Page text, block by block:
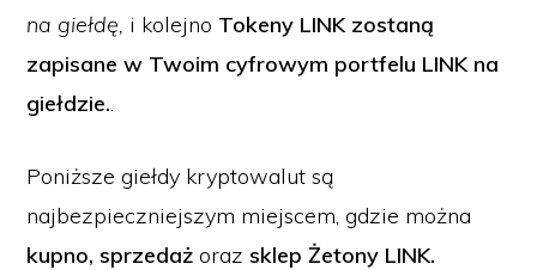
na giełdę, i kolejno Tokeny LINK zostaną
zapisane w Twoim cyfrowym portfelu LINK na
giełdzie..
Poniższe giełdy kryptowalut są
najbezpieczniejszym miejscem, gdzie można
kupno, sprzedaż orazsklep Żetony LINK.